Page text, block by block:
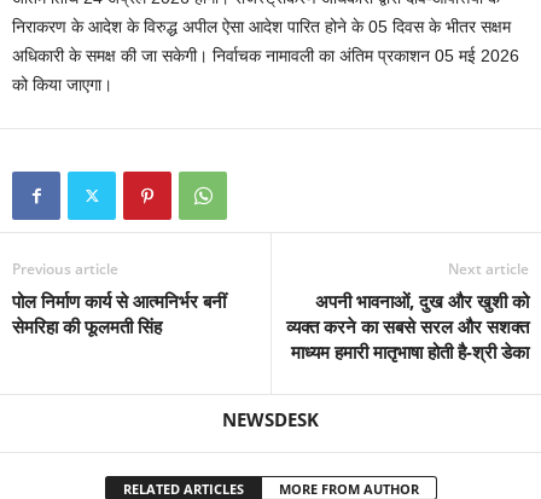
निराकरण के आदेश के विरुद्ध अपील ऐसा आदेश पारित होने के 05 दिवस के भीतर सक्षम
अधिकारी के समक्ष की जा सकेगी। निर्वाचक नामावली का अंतिम प्रकाशन 05 मई 2026
को किया जाएगा।
Previous article
पोल निर्माण कार्य से आत्मनिर्भर बनीं
सेमरिहा की फूलमती सिंह
Next article
अपनी भावनाओं, दुख और खुशी को
व्यक्त करने का सबसे सरल और सशक्त
माध्यम हमारी मातृभाषा होती है-श्री डेका
NEWSDESK
RELATED ARTICLES MORE FROM AUTHOR